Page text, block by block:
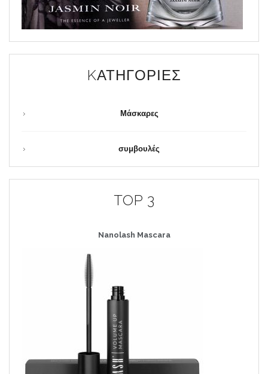
KΑΤΗΓΟΡΊΕΣ
Μάσκαρες
συμβουλές
TOP 3
Nanolash Mascara